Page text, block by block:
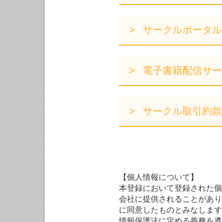
サークルポータ
電子書籍配信サ
サークル取引約款
【個人情報について】
本登録において登録された
会社に提供されることがあ
に同意したものとみなしま